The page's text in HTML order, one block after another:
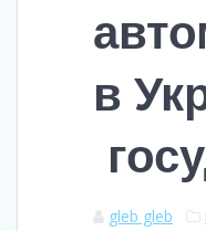
в
gleb gleb